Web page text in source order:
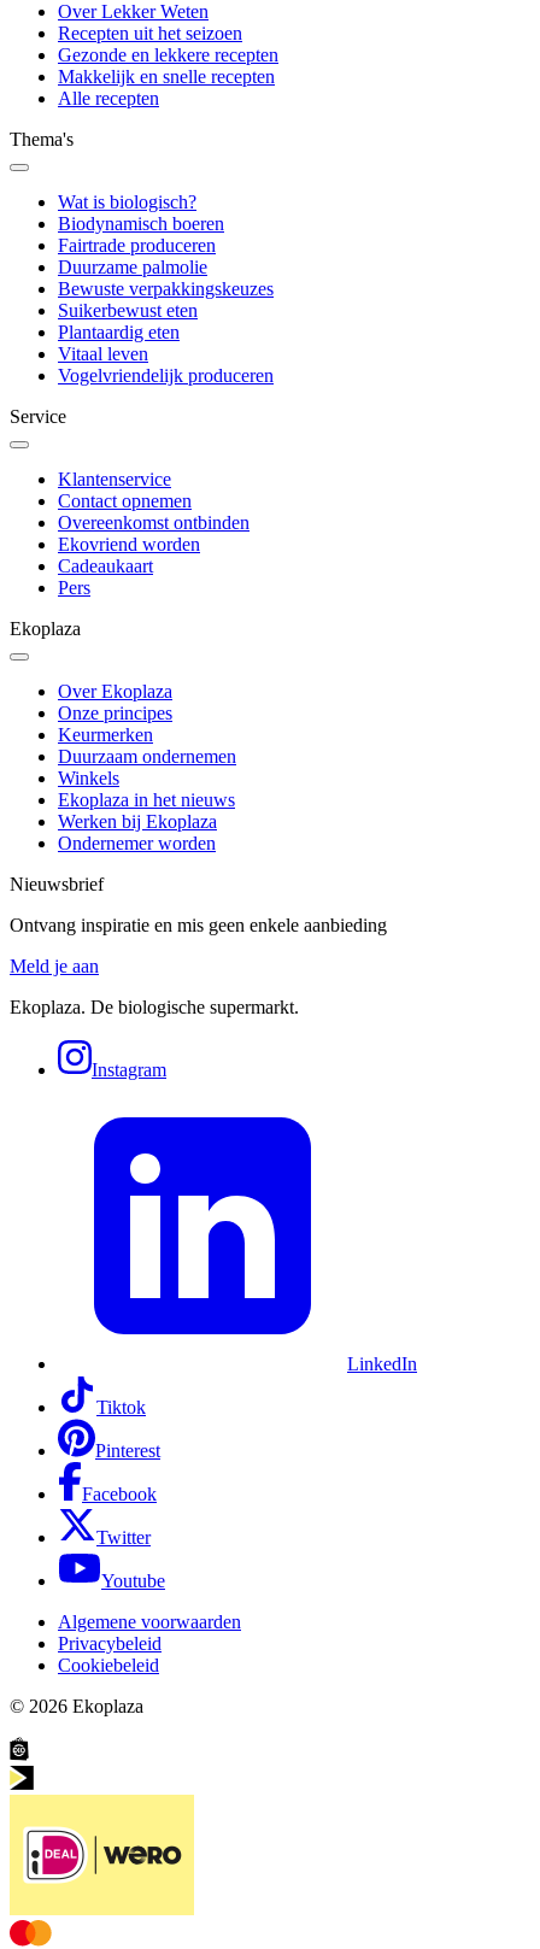
Over Lekker Weten
Recepten uit het seizoen
Gezonde en lekkere recepten
Makkelijk en snelle recepten
Alle recepten
Thema's
Wat is biologisch?
Biodynamisch boeren
Fairtrade produceren
Duurzame palmolie
Bewuste verpakkingskeuzes
Suikerbewust eten
Plantaardig eten
Vitaal leven
Vogelvriendelijk produceren
Service
Klantenservice
Contact opnemen
Overeenkomst ontbinden
Ekovriend worden
Cadeaukaart
Pers
Ekoplaza
Over Ekoplaza
Onze principes
Keurmerken
Duurzaam ondernemen
Winkels
Ekoplaza in het nieuws
Werken bij Ekoplaza
Ondernemer worden
Nieuwsbrief
Ontvang inspiratie en mis geen enkele aanbieding
Meld je aan
Ekoplaza. De biologische supermarkt.
Instagram
LinkedIn
Tiktok
Pinterest
Facebook
Twitter
Youtube
Algemene voorwaarden
Privacybeleid
Cookiebeleid
© 2026 Ekoplaza